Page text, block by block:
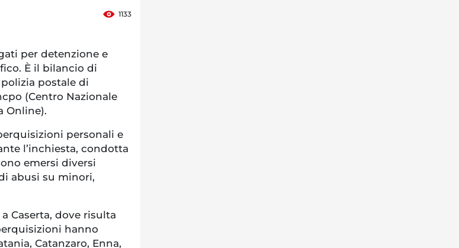
1133
per detenzione e
È il bilancio di
polizia postale di
(Centro Nazionale
Online).
personali e
l’inchiesta, condotta
emersi diversi
abusi su minori,
Caserta, dove risulta
hanno
Catanzaro, Enna,